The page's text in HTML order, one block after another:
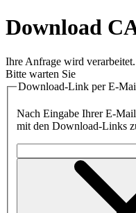
Download
Ihre Anfrage wird verarbeitet.
Bitte warten Sie
Download-Link per E-
Nach Eingabe Ihrer E-
mit den Download-Links